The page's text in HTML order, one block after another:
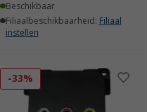
Beschikbaar
Filiaalbeschikbaarheid: Filiaal
instellen
-33%